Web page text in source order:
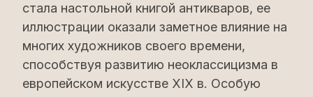
стала настольной книгой антикваров, ее
иллюстрации оказали заметное влияние на
многих художников своего времени,
способствуя развитию неоклассицизма в
европейском искусстве XIX в. Особую